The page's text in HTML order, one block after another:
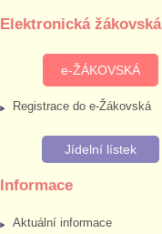
Elektronická žákovská
e-ŽÁKOVSKÁ
Registrace do e-Žákovská
Jídelní lístek
Informace
Aktuální informace